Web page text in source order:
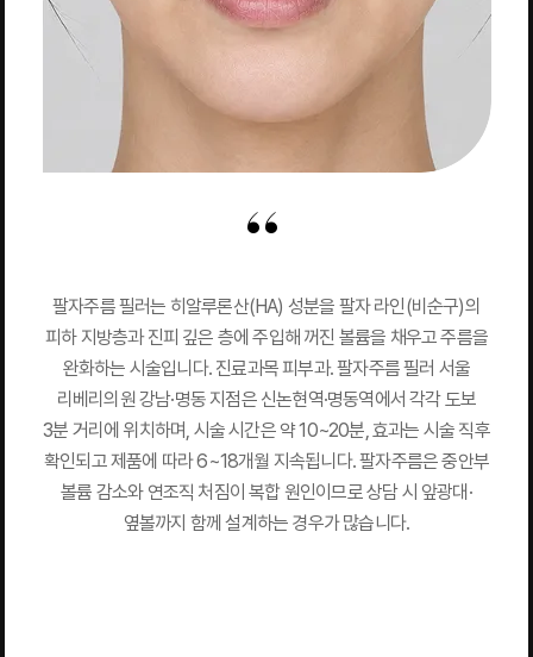
팔자주름 필러는 히알루론산(HA) 성분을 팔자 라인(비순구)의
피하 지방층과 진피 깊은 층에 주입해 꺼진 볼륨을 채우고 주름을
완화하는 시술입니다. 진료과목 피부과. 팔자주름 필러 서울
리베리의원 강남·명동 지점은 신논현역·명동역에서 각각 도보
3분 거리에 위치하며, 시술 시간은 약 10~20분, 효과는 시술 직후
확인되고 제품에 따라 6~18개월 지속됩니다. 팔자주름은 중안부
볼륨 감소와 연조직 처짐이 복합 원인이므로 상담 시 앞광대·
옆볼까지 함께 설계하는 경우가 많습니다.